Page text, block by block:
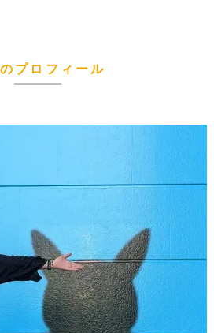
プロフィール